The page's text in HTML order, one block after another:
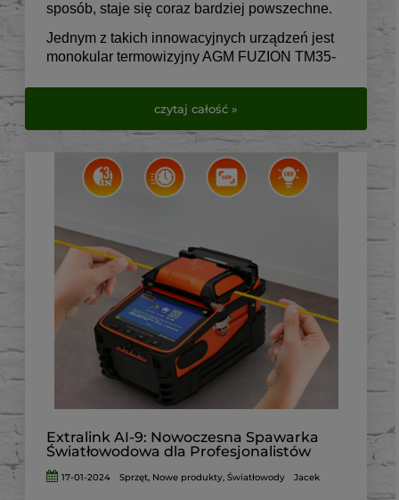
sposób, staje się coraz bardziej powszechne.
Jednym z takich innowacyjnych urządzeń jest
monokular termowizyjny AGM FUZION TM35-
także osób zajmujących się bezpieczeństwem,
AGM FUZION TM35-384 oferuje niezrównaną
jakość obrazu i wszechstronność
zastosowania.
Jako produkt firmy AGM Global Vision, znanej z
wysokiej jakości sprzętu optycznego, AGM
FUZION TM35-384 wyróżnia się na tle innych
urządzeń dostępnych na rynku.
Jego unikalne cechy, takie jak lekka
konstrukcja, doskonała jakość obrazu i łatwość
obsługi, sprawiają, że jest to urządzenie nie
tylko funkcjonalne,
ale także intuicyjne w użyciu dla każdego,
czytaj całość »
Extralink AI-9: Nowoczesna Spawarka
Światłowodowa dla Profesjonalistów
17-01-2024 Sprzęt, Nowe produkty,Światłowody Jacek